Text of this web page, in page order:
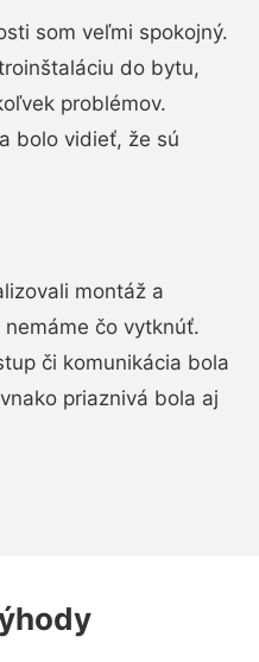
som veľmi spokojný.
do bytu,
problémov.
bolo vidieť, že sú
montáž a
čo vytknúť.
či komunikácia bola
priaznivá bola aj